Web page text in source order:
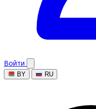
Войти
BY RU